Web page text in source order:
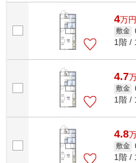
4万円
敷金
1階 /
4.7
敷金
1階 /
4.8
敷金
1階 /